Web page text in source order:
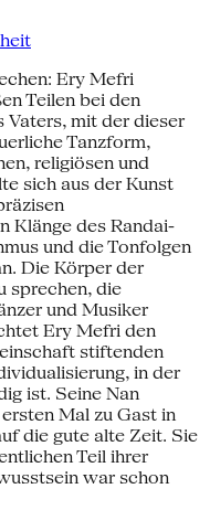
Ery Mefri
Teilen bei den
Vaters, mit der dieser
Tanzform,
religiösen und
sich aus der Kunst
Klänge des Randai-
und die Tonfolgen
Die Körper der
sprechen, die
und Musiker
Ery Mefri den
stiftenden
in der
ist. Seine Nan
Mal zu Gast in
die gute alte Zeit. Sie
Teil ihrer
war schon